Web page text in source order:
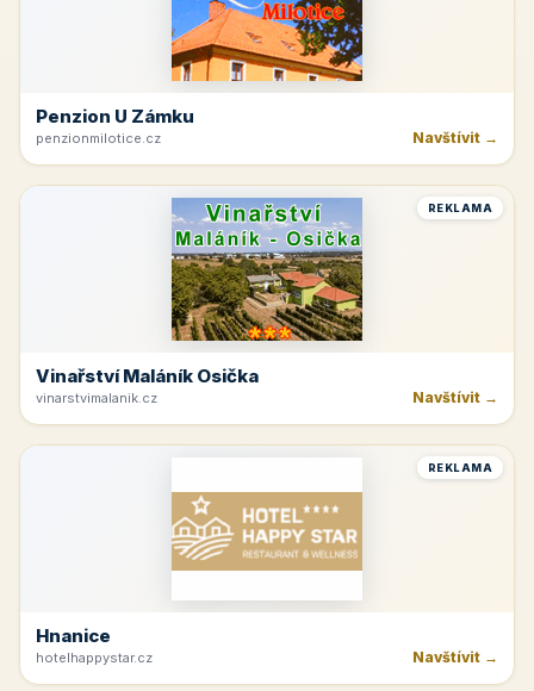
Penzion U Zámku
penzionmilotice.cz Navštívit →
REKLAMA
Vinařství Maláník Osička
vinarstvimalanik.cz Navštívit →
REKLAMA
Hnanice
hotelhappystar.cz Navštívit →